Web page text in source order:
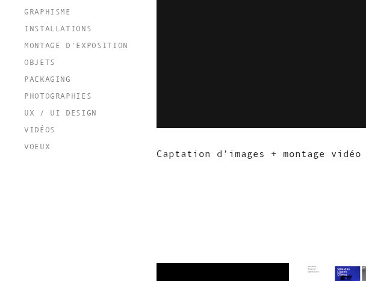
GRAPHISME
INSTALLATIONS
MONTAGE D'EXPOSITION
OBJETS
PACKAGING
PHOTOGRAPHIES
UX / UI DESIGN
VIDÉOS
VOEUX
Captation d’images + montage vidéo